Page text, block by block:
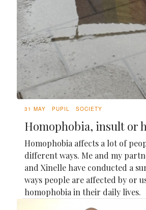
31 MAY PUPIL SOCIETY
Homophobia, insult or
Homophobia affects a lot of
different ways. Me and my
and Xinelle have conducted a
ways people are affected by or
homophobia in their daily lives.